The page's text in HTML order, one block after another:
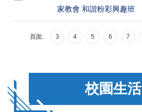
家教會 和諧粉彩興趣班
頁面: 3 4 5 6 7
校園生活